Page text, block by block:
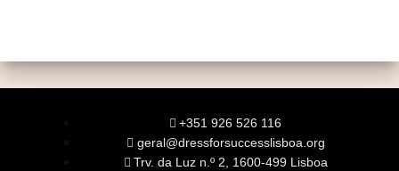
+351 926 526 116
geral@dressforsuccesslisboa.org
Trv. da Luz n.º 2, 1600-499 Lisboa